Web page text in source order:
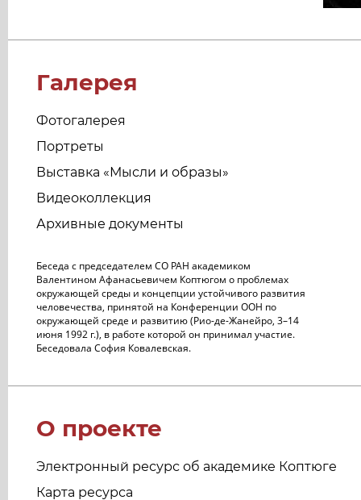
Галерея
Фотогалерея
Портреты
Выставка «Мысли и образы»
Видеоколлекция
Архивные документы
Беседа с председателем СО РАН академиком
Валентином Афанасьевичем Коптюгом о проблемах
окружающей среды и концепции устойчивого развития
человечества, принятой на Конференции ООН по
окружающей среде и развитию (Рио-де-Жанейро, 3–14
июня 1992 г.), в работе которой он принимал участие.
Беседовала София Ковалевская.
О проекте
Электронный ресурс об академике Коптюге
Карта ресурса